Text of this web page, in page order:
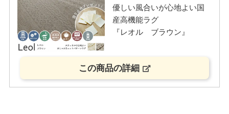
優しい風合いが心地よい国
産高機能ラグ
『レオル ブラウン』
この商品の詳細